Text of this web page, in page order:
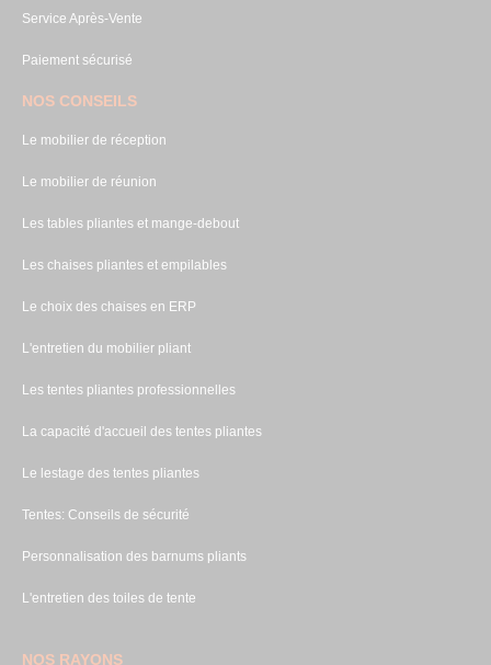
Service Après-Vente
Paiement sécurisé
NOS CONSEILS
Le mobilier de réception
Le mobilier de réunion
Les tables pliantes et mange-debout
Les chaises pliantes et empilables
Le choix des chaises en ERP
L'entretien du mobilier pliant
Les tentes pliantes professionnelles
La capacité d'accueil des tentes pliantes
Le lestage des tentes pliantes
Tentes: Conseils de sécurité
Personnalisation des barnums pliants
L'entretien des toiles de tente
NOS RAYONS